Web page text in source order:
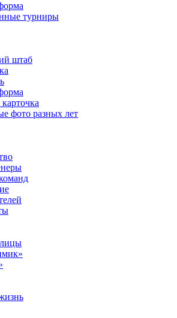
турниры
штаб
фото разных лет